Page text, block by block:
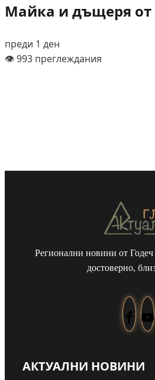
Майка и дъщеря от
преди 1 ден
👁️ 993 преглеждания
Регионални новини от Годеч
достоверно,
АКТУАЛНИ НОВИНИ